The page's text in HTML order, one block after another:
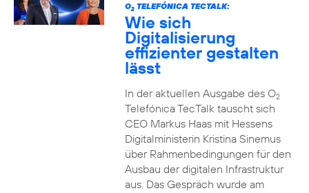
O2TELEFÓNICA TECTALK:
Wie sich
Digitalisierung
effizienter gestalten
lässt
In der aktuellen Ausgabe des O2
Telefónica TecTalk tauscht sich
CEO Markus Haas mit Hessens
Digitalministerin Kristina Sinemus
über Rahmenbedingungen für den
Ausbau der digitalen Infrastruktur
aus. Das Gespräch wurde am